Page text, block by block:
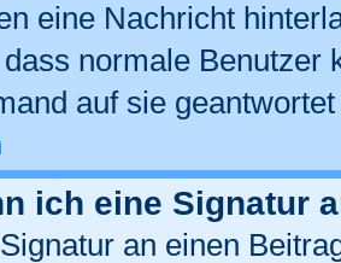
eine Nachricht
normale Benutzer
auf sie geantwortet
ich eine Signatur
an einen